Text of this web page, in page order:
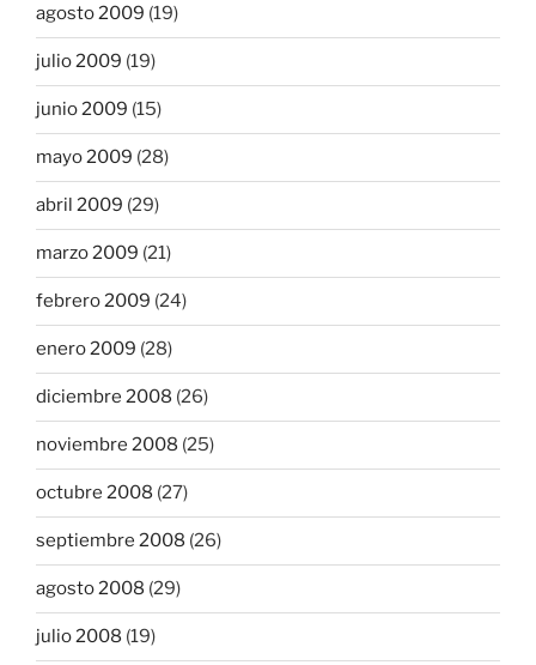
agosto 2009 (19)
julio 2009 (19)
junio 2009 (15)
mayo 2009 (28)
abril 2009 (29)
marzo 2009 (21)
febrero 2009 (24)
enero 2009 (28)
diciembre 2008 (26)
noviembre 2008 (25)
octubre 2008 (27)
septiembre 2008 (26)
agosto 2008 (29)
julio 2008 (19)